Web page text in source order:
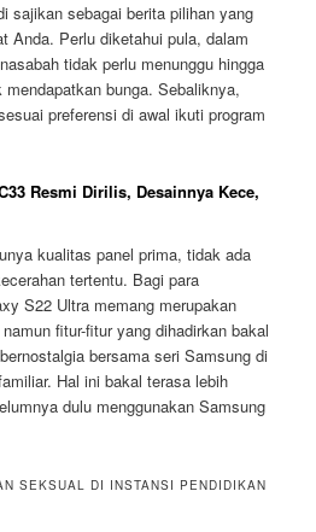
sajikan sebagai berita pilihan yang
Anda. Perlu diketahui pula, dalam
tidak perlu menunggu hingga
bunga. Sebaliknya,
preferensi di awal ikuti program
Resmi Dirilis, Desainnya Kece,
kualitas panel prima, tidak ada
tertentu. Bagi para
S22 Ultra memang merupakan
fitur-fitur yang dihadirkan bakal
bersama seri Samsung di
Hal ini bakal terasa lebih
dulu menggunakan Samsung
SEKSUAL DI INSTANSI PENDIDIKAN